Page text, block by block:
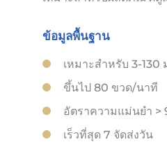
ข้อมูลพื้นฐาน
เหมาะสำหรับ 3-130
ขึ้นไป 80 ขวด/นาที
อัตราความแม่นยำ >
เร็วที่สุด 7 จัดส่งวัน